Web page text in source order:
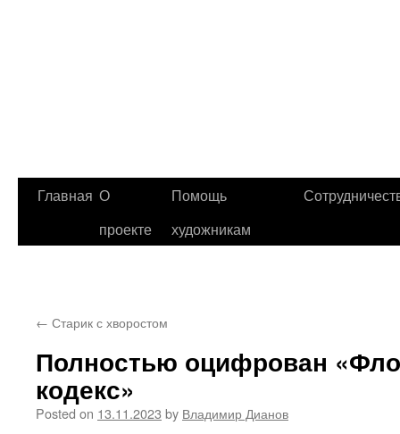
Главная О
проекте
Помощь
художникам
← Старик с хворостом
Полностью оцифрован
кодекс»
Posted on 13.11.2023 by Владимир Дианов